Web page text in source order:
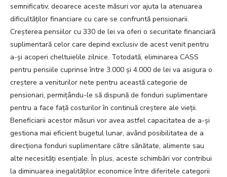
semnificativ, deoarece aceste măsuri vor ajuta la atenuarea
dificultăților financiare cu care se confruntă pensionarii.
Creșterea pensiilor cu 330 de lei va oferi o securitate financiară
suplimentară celor care depind exclusiv de acest venit pentru
a-și acoperi cheltuielile zilnice. Totodată, eliminarea CASS
pentru pensiile cuprinse între 3.000 și 4.000 de lei va asigura o
creștere a veniturilor nete pentru această categorie de
pensionari, permițându-le să dispună de fonduri suplimentare
pentru a face față costurilor în continuă creștere ale vieții.
Beneficiarii acestor măsuri vor avea astfel capacitatea de a-și
gestiona mai eficient bugetul lunar, având posibilitatea de a
direcționa fonduri suplimentare către sănătate, alimente sau
alte necesități esențiale. În plus, aceste schimbări vor contribui
la diminuarea inegalităților economice între diferitele categorii